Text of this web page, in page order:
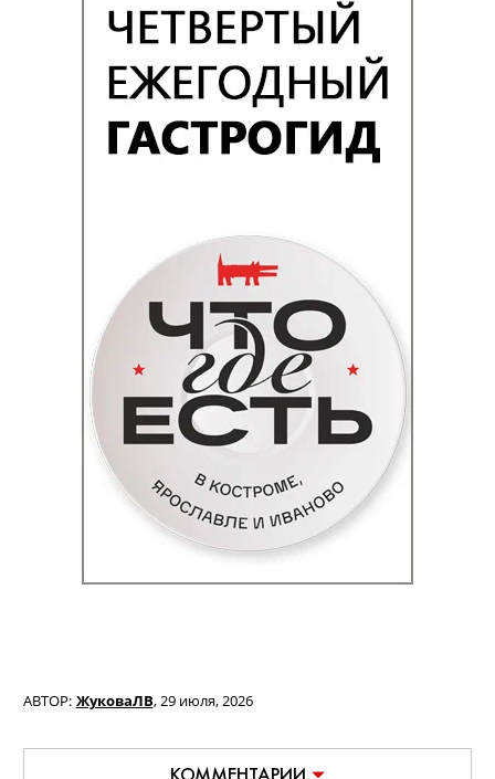
«Медиатор», «Холод», «История его
служанки»), Ефим Белосорочка
холма», «Крутая перемена»),
Евгения
Симонова(«Обыкновенное чудо»,
«Афоня», «Последний богатырь.
«Беспринципные») и другие.